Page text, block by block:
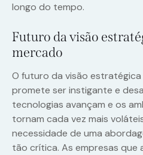
longo do tempo.
Futuro da visão
mercado
O futuro da visão
promete ser instigante e
tecnologias avançam e os
tornam cada vez mais
necessidade de uma
tão crítica. As empresas que